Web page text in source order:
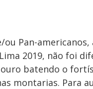
ou Pan-
2019, não foi
batendo o
montarias. Para